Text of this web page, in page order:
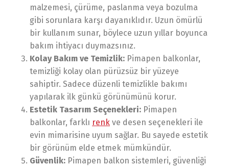
malzemesi, çürüme, paslanma veya bozulma
gibi sorunlara karşı dayanıklıdır. Uzun ömürlü
bir kullanım sunar, böylece uzun yıllar boyunca
bakım ihtiyacı duymazsınız.
Kolay Bakım ve Temizlik: Pimapen balkonlar,
temizliği kolay olan pürüzsüz bir yüzeye
sahiptir. Sadece düzenli temizlikle bakımı
yapılarak ilk günkü görünümünü korur.
Estetik Tasarım Seçenekleri: Pimapen
balkonlar, farklı renk ve desen seçenekleri ile
evin mimarisine uyum sağlar. Bu sayede estetik
bir görünüm elde etmek mümkündür.
Güvenlik: Pimapen balkon sistemleri, güvenliği